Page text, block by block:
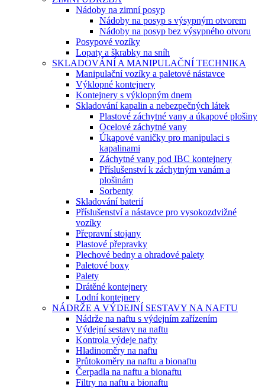
Nádoby na zimní posyp
Nádoby na posyp s výsypným otvorem
Nádoby na posyp bez výsypného otvoru
Posypové vozíky
Lopaty a škrabky na sníh
SKLADOVÁNÍ A MANIPULAČNÍ TECHNIKA
Manipulační vozíky a paletové nástavce
Výklopné kontejnery
Kontejnery s výklopným dnem
Skladování kapalin a nebezpečných látek
Plastové záchytné vany a úkapové plošiny
Ocelové záchytné vany
Úkapové vaničky pro manipulaci s
kapalinami
Záchytné vany pod IBC kontejnery
Příslušenství k záchytným vanám a
plošinám
Sorbenty
Skladování baterií
Příslušenství a nástavce pro vysokozdvižné
vozíky
Přepravní stojany
Plastové přepravky
Plechové bedny a ohradové palety
Paletové boxy
Palety
Drátěné kontejnery
Lodní kontejnery
NÁDRŽE A VÝDEJNÍ SESTAVY NA NAFTU
Nádrže na naftu s výdejním zařízením
Výdejní sestavy na naftu
Kontrola výdeje nafty
Hladinoměry na naftu
Průtokoměry na naftu a bionaftu
Čerpadla na naftu a bionaftu
Filtry na naftu a bionaftu